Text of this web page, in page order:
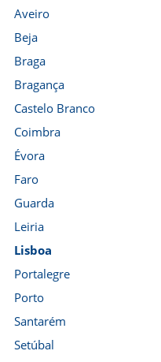
Aveiro
Beja
Braga
Bragança
Castelo Branco
Coimbra
Évora
Faro
Guarda
Leiria
Lisboa
Portalegre
Porto
Santarém
Setúbal